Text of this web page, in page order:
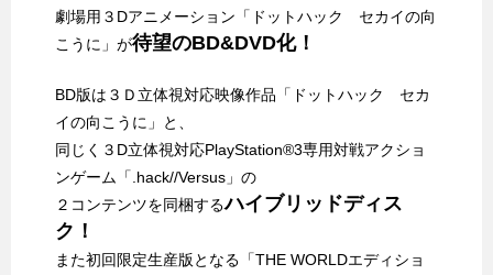
劇場用３Dアニメーション「ドットハック セカイの向
こうに」が待望のBD&DVD化！
BD版は３Ｄ立体視対応映像作品「ドットハック セカ
イの向こうに」と、
同じく３D立体視対応PlayStation®3専用対戦アクショ
ンゲーム「.hack//Versus」の
２コンテンツを同梱するハイブリッドディス
ク！
また初回限定生産版となる「THE WORLDエディショ